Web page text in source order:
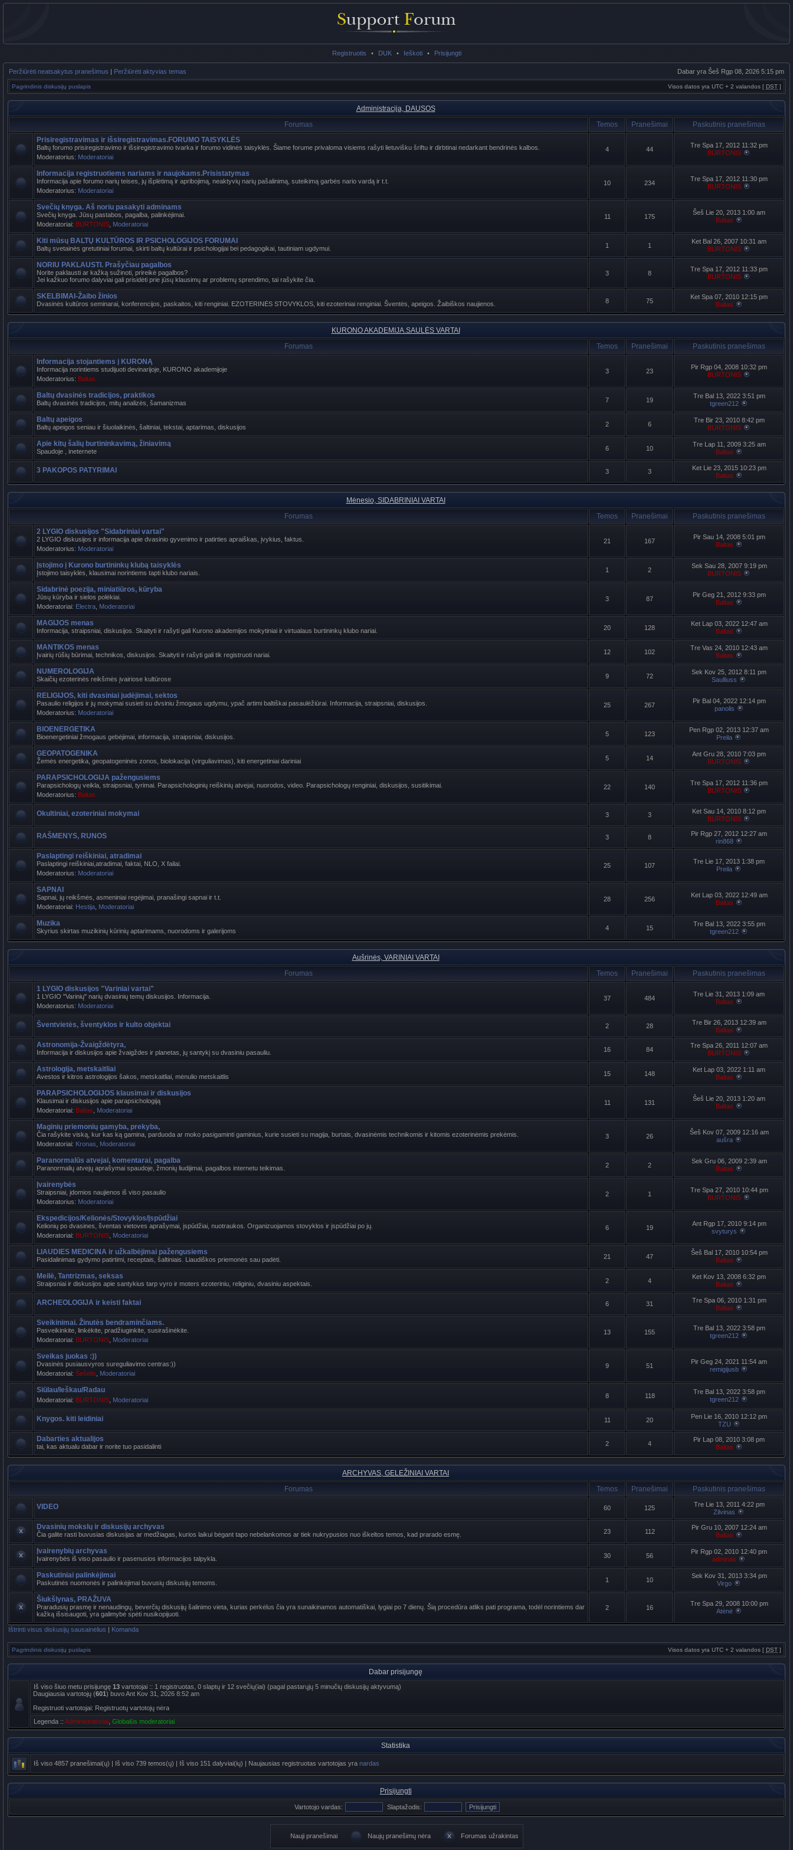
Registruotis • DUK • Ieškoti • Prisijungti
Peržiūrėti neatsakytus pranešimus | Peržiūrėti aktyvias temas Dabar yra Šeš Rgp 08, 2026 5:15 pm
Pagrindinis diskusijų puslapis Visos datos yra UTC + 2 valandos [ DST ]
Administracija, DAUSOS
Forumas
Temos Pranešimai
Paskutinis pranešimas
Prisiregistravimas ir išsiregistravimas.FORUMO TAISYKLĖS
Baltų forumo prisiregistravimo ir išsiregistravimo tvarka ir forumo vidinės taisyklės. Šiame forume privaloma visiems rašyti lietuvišku šriftu ir dirbtinai nedarkant bendrinės kalbos.
Moderatorius: Moderatoriai
4 44
Tre Spa 17, 2012 11:32 pm
BURTONIS
Informacija registruotiems nariams ir naujokams.Prisistatymas
Informacija apie forumo narių teises, jų išplėtimą ir apribojimą, neaktyvių narių pašalinimą, suteikimą garbės nario vardą ir t.t.
Moderatorius: Moderatoriai
10 234
Tre Spa 17, 2012 11:30 pm
BURTONIS
Svečių knyga. Aš noriu pasakyti adminams
Svečių knyga. Jūsų pastabos, pagalba, palinkėjimai.
Moderatoriai: BURTONIS Moderatoriai
11 175
Šeš Lie 20, 2013 1:00 am
Baltas
Kiti mūsų BALTŲ KULTŪROS IR PSICHOLOGIJOS FORUMAI
Baltų svetainės gretutiniai forumai, skirti baltų kultūrai ir psichologijai bei pedagogikai, tautiniam ugdymui. 1 1
Ket Bal 26, 2007 10:31 am
BURTONIS
NORIU PAKLAUSTI. Prašyčiau pagalbos
Norite paklausti ar kažką sužinoti, prireikė pagalbos?
Jei kažkuo forumo dalyviai gali prisidėti prie jūsų klausimų ar problemų sprendimo, tai rašykite čia.
3 8
Tre Spa 17, 2012 11:33 pm
BURTONIS
SKELBIMAI-Žaibo žinios
Dvasinės kultūros seminarai, konferencijos, paskaitos, kiti renginiai. EZOTERINĖS STOVYKLOS, kiti ezoteriniai renginiai. Šventės, apeigos. Žaibiškos naujienos. 8 75
Ket Spa 07, 2010 12:15 pm
Baltas
KURONO AKADEMIJA.SAULĖS VARTAI
Forumas
Temos Pranešimai
Paskutinis pranešimas
Informacija stojantiems į KURONĄ
Informacija norintiems studijuoti devinarijoje, KURONO akademijoje
Moderatorius: Baltas
3 23
Pir Rgp 04, 2008 10:32 pm
BURTONIS
Baltų dvasinės tradicijos, praktikos
Baltų dvasinės tradicijos, mitų analizės, šamanizmas 7 19
Tre Bal 13, 2022 3:51 pm
tgreen212
Baltų apeigos
Baltų apeigos seniau ir šiuolaikinės, šaltiniai, tekstai, aptarimas, diskusijos 2 6
Tre Bir 23, 2010 8:42 pm
BURTONIS
Apie kitų šalių burtininkavimą, žiniavimą
Spaudoje , ineternete 6 10
Tre Lap 11, 2009 3:25 am
Baltas
3 PAKOPOS PATYRIMAI 3 3
Ket Lie 23, 2015 10:23 pm
Baltas
Mėnesio, SIDABRINIAI VARTAI
Forumas
Temos Pranešimai
Paskutinis pranešimas
2 LYGIO diskusijos "Sidabriniai vartai"
2 LYGIO diskusijos ir informacija apie dvasinio gyvenimo ir patirties apraiškas, įvykius, faktus.
Moderatorius: Moderatoriai
21 167
Pir Sau 14, 2008 5:01 pm
Baltas
Įstojimo į Kurono burtininkų klubą taisyklės
Įstojimo taisyklės, klausimai norintiems tapti klubo nariais. 1 2
Sek Sau 28, 2007 9:19 pm
BURTONIS
Sidabrinė poezija, miniatiūros, kūryba
Jūsų kūryba ir sielos polėkiai.
Moderatoriai: Electra Moderatoriai
3 87
Pir Geg 21, 2012 9:33 pm
Baltas
MAGIJOS menas
Informacija, straipsniai, diskusijos. Skaityti ir rašyti gali Kurono akademijos mokytiniai ir virtualaus burtininkų klubo nariai. 20 128
Ket Lap 03, 2022 12:47 am
Baltas
MANTIKOS menas
Įvairių rūšių būrimai, technikos, diskusijos. Skaityti ir rašyti gali tik registruoti nariai. 12 102
Tre Vas 24, 2010 12:43 am
Baltas
NUMEROLOGIJA
Skaičių ezoterinės reikšmės įvairiose kultūrose 9 72
Sek Kov 25, 2012 8:11 pm
Saulliuss
RELIGIJOS, kiti dvasiniai judėjimai, sektos
Pasaulio religijos ir jų mokymai susieti su dvsiniu žmogaus ugdymu, ypač artimi baltiškai pasaulėžiūrai. Informacija, straipsniai, diskusijos.
Moderatorius: Moderatoriai
25 267
Pir Bal 04, 2022 12:14 pm
panolis
BIOENERGETIKA
Bioenergetiniai žmogaus gebėjimai, informacija, straipsniai, diskusijos. 5 123
Pen Rgp 02, 2013 12:37 am
Preila
GEOPATOGENIKA
Žemės energetika, geopatogeninės zonos, biolokacija (virguliavimas), kiti energetiniai dariniai 5 14
Ant Gru 28, 2010 7:03 pm
BURTONIS
PARAPSICHOLOGIJA pažengusiems
Parapsichologų veikla, straipsniai, tyrimai. Parapsichologinių reiškinių atvejai, nuorodos, video. Parapsichologų renginiai, diskusijos, susitikimai.
Moderatorius: Baltas
22 140
Tre Spa 17, 2012 11:36 pm
BURTONIS
Okultiniai, ezoteriniai mokymai 3 3
Ket Sau 14, 2010 8:12 pm
BURTONIS
RAŠMENYS, RUNOS 3 8
Pir Rgp 27, 2012 12:27 am
rin868
Paslaptingi reiškiniai, atradimai
Paslaptingi reiškiniai,atradimai, faktai, NLO, X failai.
Moderatorius: Moderatoriai
25 107
Tre Lie 17, 2013 1:38 pm
Preila
SAPNAI
Sapnai, jų reikšmės, asmeniniai regėjimai, pranašingi sapnai ir t.t.
Moderatoriai: Hestija Moderatoriai
28 256
Ket Lap 03, 2022 12:49 am
Baltas
Muzika
Skyrius skirtas muzikinių kūrinių aptarimams, nuorodoms ir galerijoms 4 15
Tre Bal 13, 2022 3:55 pm
tgreen212
Aušrinės, VARINIAI VARTAI
Forumas
Temos Pranešimai
Paskutinis pranešimas
1 LYGIO diskusijos "Variniai vartai"
1 LYGIO "Varinių" narių dvasinių temų diskusijos. Informacija.
Moderatorius: Moderatoriai
37 484
Tre Lie 31, 2013 1:09 am
Baltas
Šventvietės, šventyklos ir kulto objektai 2 28
Tre Bir 26, 2013 12:39 am
Baltas
Astronomija-Žvaigždėtyra,
Informacija ir diskusijos apie žvaigždes ir planetas, jų santykį su dvasiniu pasauliu. 16 84
Tre Spa 26, 2011 12:07 am
BURTONIS
Astrologija, metskaitliai
Avestos ir kitros astrologijos šakos, metskaitliai, mėnulio metskaitlis 15 148
Ket Lap 03, 2022 1:11 am
Baltas
PARAPSICHOLOGIJOS klausimai ir diskusijos
Klausimai ir diskusijos apie parapsichologiją
Moderatoriai: Baltas Moderatoriai
11 131
Šeš Lie 20, 2013 1:20 am
Baltas
Maginių priemonių gamyba, prekyba,
Čia rašykite viską, kur kas ką gamina, parduoda ar moko pasigaminti gaminius, kurie susieti su magija, burtais, dvasinėmis technikomis ir kitomis ezoterinėmis prekėmis.
Moderatoriai: Kronas Moderatoriai
3 26
Šeš Kov 07, 2009 12:16 am
aušra
Paranormalūs atvejai, komentarai, pagalba
Paranormalių atvejų aprašymai spaudoje, žmonių liudijimai, pagalbos internetu teikimas. 2 2
Sek Gru 06, 2009 2:39 am
Baltas
Įvairenybės
Straipsniai, įdomios naujienos iš viso pasaulio
Moderatorius: Moderatoriai
2 1
Tre Spa 27, 2010 10:44 pm
BURTONIS
Ekspedicijos/Kelionės/Stovyklos/Įspūdžiai
Kelionių po dvasines, šventas vietoves aprašymai, įspūdžiai, nuotraukos. Organizuojamos stovyklos ir įspūdžiai po jų.
Moderatoriai: BURTONIS Moderatoriai
6 19
Ant Rgp 17, 2010 9:14 pm
svyturys
LIAUDIES MEDICINA ir užkalbėjimai pažengusiems
Pasidalinimas gydymo patirtimi, receptais, šaltiniais. Liaudiškos priemonės sau padėti. 21 47
Šeš Bal 17, 2010 10:54 pm
Baltas
Meilė, Tantrizmas, seksas
Straipsniai ir diskusijos apie santykius tarp vyro ir moters ezoteriniu, religiniu, dvasiniu aspektais. 2 4
Ket Kov 13, 2008 6:32 pm
Baltas
ARCHEOLOGIJA ir keisti faktai 6 31
Tre Spa 06, 2010 1:31 pm
Baltas
Sveikinimai. Žinutės bendraminčiams.
Pasveikinkite, linkėkite, pradžiuginkite, susirašinėkite.
Moderatoriai: BURTONIS Moderatoriai
13 155
Tre Bal 13, 2022 3:58 pm
tgreen212
Sveikas juokas :))
Dvasinės pusiausvyros sureguliavimo centras:))
Moderatoriai: Šešėlis Moderatoriai
9 51
Pir Geg 24, 2021 11:54 am
remigijusb
Siūlau/Ieškau/Radau
Moderatoriai: BURTONIS Moderatoriai
8 118
Tre Bal 13, 2022 3:58 pm
tgreen212
Knygos. kiti leidiniai 11 20
Pen Lie 16, 2010 12:12 pm
TZU
Dabarties aktualijos
tai, kas aktualu dabar ir norite tuo pasidalinti 2 4
Pir Lap 08, 2010 3:08 pm
Baltas
ARCHYVAS, GELEŽINIAI VARTAI
Forumas
Temos Pranešimai Paskutinis pranešimas
VIDEO 60 125
Tre Lie 13, 2011 4:22 pm
Zilvinas
Dvasinių mokslų ir diskusijų archyvas
Čia galite rasti buvusias diskusijas ar medžiagas, kurios laikui bėgant tapo nebelankomos ar tiek nukrypusios nuo iškeltos temos, kad prarado esmę. 23 112
Pir Gru 10, 2007 12:24 am
Baltas
Įvairenybių archyvas
Įvairenybės iš viso pasaulio ir pasenusios informacijos talpykla. 30 56
Pir Rgp 02, 2010 12:40 pm
adminas
Paskutiniai palinkėjimai
Paskutinės nuomonės ir palinkėjimai buvusių diskusijų temoms. 1 10
Sek Kov 31, 2013 3:34 pm
Virgo
Šiukšlynas, PRAŽUVA
Praradusių prasmę ir nenaudingų, beverčių diskusijų šalinimo vieta, kurias perkėlus čia yra sunaikinamos automatiškai, lygiai po 7 dienų. Šią procedūra atliks pati programa, todėl norintiems dar
kažką išsisaugoti, yra galimybė spėti nusikopijuoti.
2 16
Tre Spa 29, 2008 10:00 pm
Atėnė
Ištrinti visus diskusijų sausainėlius | Komanda
Pagrindinis diskusijų puslapis Visos datos yra UTC + 2 valandos [ DST ]
Dabar prisijungę
Iš viso šiuo metu prisijungę 13 vartotojai :: 1 registruotas, 0 slaptų ir 12 svečių(iai) (pagal pastarųjų 5 minučių diskusijų aktyvumą)
Daugiausia vartotojų (601) buvo Ant Kov 31, 2026 8:52 am
Registruoti vartotojai: Registruotų vartotojų nėra
Legenda :: Administratoriai Globalūs moderatoriai
Statistika
Iš viso 4857 pranešimai(ų) | Iš viso 739 temos(ų) | Iš viso 151 dalyviai(ių) | Naujausias registruotas vartotojas yra nardas
Prisijungti
Vartotojo vardas: Slaptažodis:
Nauji pranešimai Naujų pranešimų nėra Forumas užrakintas